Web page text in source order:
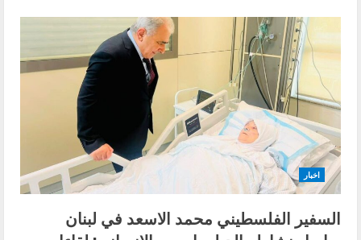
بعد
لقائه
عون:
لبنان
يستحق
الاحترام…
والإسرائيليون
في
طور
الانسحاب
ودعم
الجيش
أولوية
مشتركة اخبار
السفير الفلسطيني محمد الاسعد في لبنان